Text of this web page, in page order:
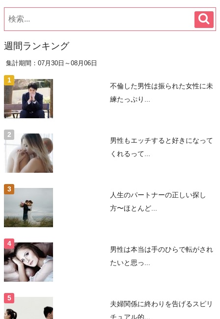
週間ランキング
集計期間：07月30日～08月06日
不倫した男性は振られた女性に未
練たっぷり...
男性もエッチすると好きになって
くれるって...
人生のパートナーの正しい探し
方〜ほとんど...
男性は本当は手のひらで転がされ
たいと思っ...
夫婦関係に終わりを告げるスピリ
チュアル的...